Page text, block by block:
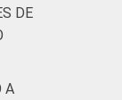
DE
A